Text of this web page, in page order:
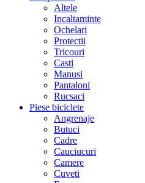
Altele
Incaltaminte
Ochelari
Protectii
Tricouri
Casti
Manusi
Pantaloni
Rucsaci
Piese biciclete
Angrenaje
Butuci
Cadre
Cauciucuri
Camere
Cuveti